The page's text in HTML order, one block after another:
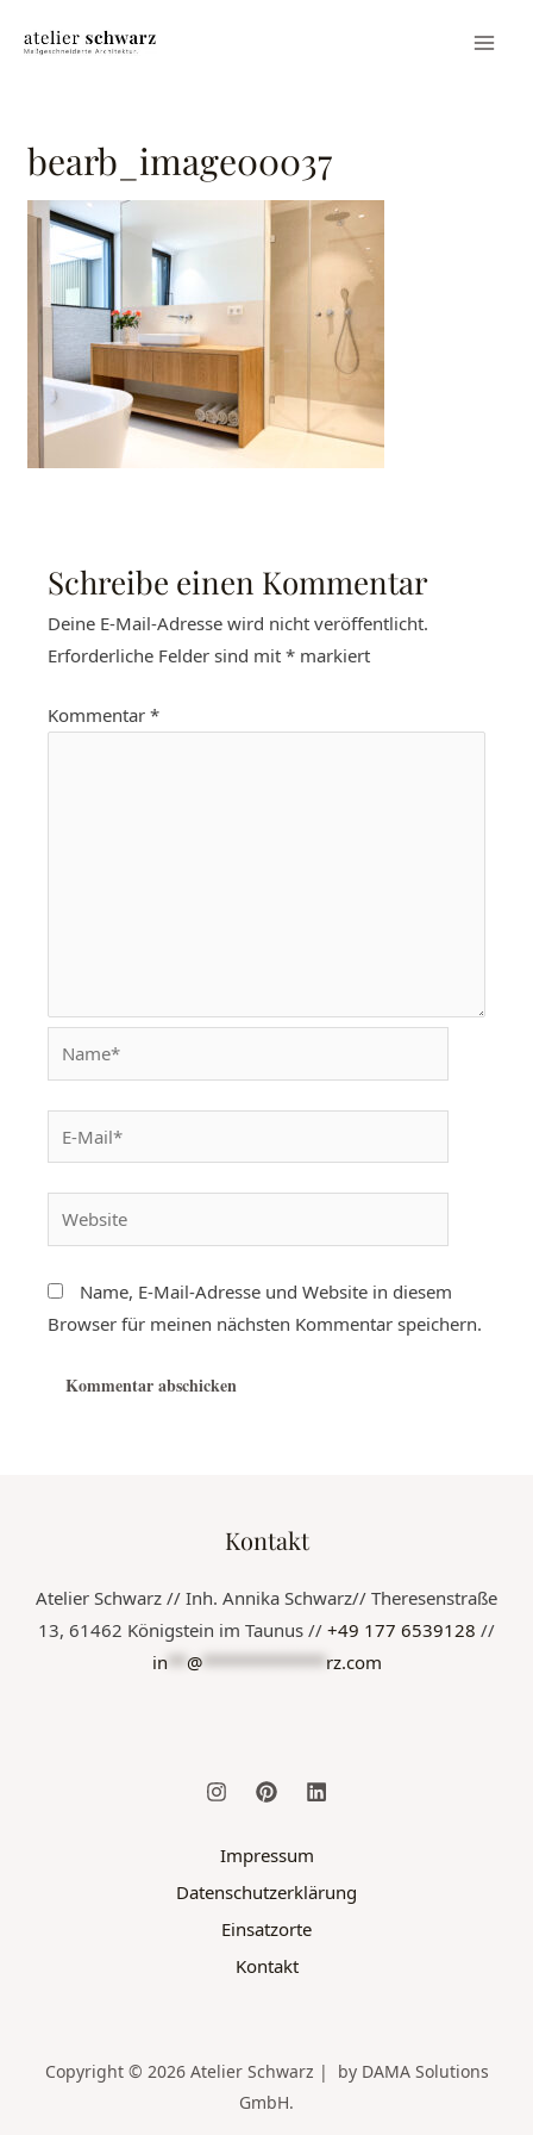
bearb_image00037
Schreibe einen Kommentar
Deine E-Mail-Adresse wird nicht veröffentlicht.
Erforderliche Felder sind mit* markiert
Kommentar*
Name, E-Mail-Adresse und Website in diesem
Browser für meinen nächsten Kommentar speichern.
Kontakt
Atelier Schwarz // Inh. Annika Schwarz// Theresenstraße
13, 61462 Königstein im Taunus // +49 177 6539128 //
in ** @************* rz.com
Impressum
Datenschutzerklärung
Einsatzorte
Kontakt
Copyright © 2026 Atelier Schwarz | by DAMA Solutions
GmbH.